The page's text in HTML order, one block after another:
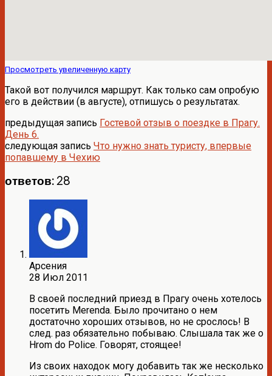
Просмотреть увеличенную карту
Такой вот получился маршрут. Как только сам опробую
его в действии (в августе), отпишусь о результатах.
предыдущая запись Гостевой отзыв о поездке в Прагу.
День 6.
следующая запись Что нужно знать туристу, впервые
попавшему в Чехию
ответов: 28
Арсения
28 Июл 2011
В своей последний приезд в Прагу очень хотелось
посетить Merenda. Было прочитано о нем
достаточно хороших отзывов, но не срослось! В
след. раз обязательно побываю. Слышала так же о
Hrom do Police. Говорят, стоящее!
Из своих находок могу добавить так же несколько